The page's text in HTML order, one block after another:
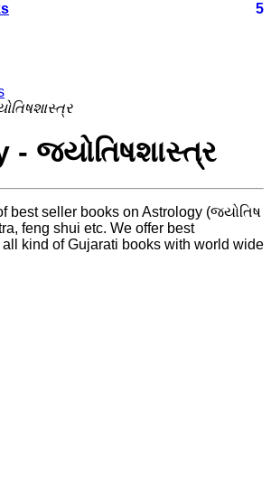
5
- જ્યોતિષશાસ્ત્ર
best seller books on Astrology (જ્યોતિષ
feng shui etc. We offer best
kind of Gujarati books with world wide